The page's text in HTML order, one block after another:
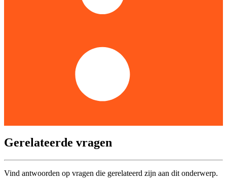
Gerelateerde vragen
Vind antwoorden op vragen die gerelateerd zijn aan dit onderwerp.